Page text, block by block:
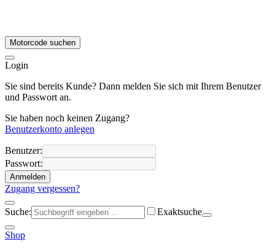
Motorcode suchen
Login
Sie sind bereits Kunde? Dann melden Sie sich mit Ihrem Benutzer
und Passwort an.
Sie haben noch keinen Zugang?
Benutzerkonto anlegen
Benutzer:
Passwort:
Anmelden
Zugang vergessen?
Suche: Exaktsuche
Shop